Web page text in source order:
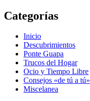
Categorías
Inicio
Descubrimientos
Ponte Guapa
Trucos del Hogar
Ocio y Tiempo Libre
Consejos «de tú a tú»
Miscelanea